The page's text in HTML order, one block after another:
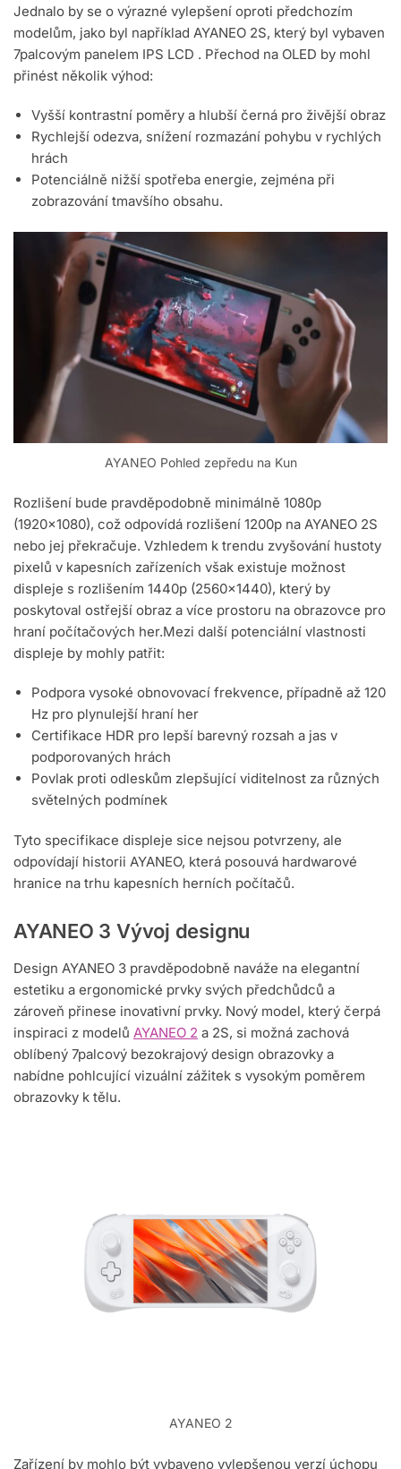
Jednalo by se o výrazné vylepšení oproti předchozím
modelům, jako byl například AYANEO 2S, který byl vybaven
7palcovým panelem IPS LCD . Přechod na OLED by mohl
přinést několik výhod:
Vyšší kontrastní poměry a hlubší černá pro živější obraz
Rychlejší odezva, snížení rozmazání pohybu v rychlých
hrách
Potenciálně nižší spotřeba energie, zejména při
zobrazování tmavšího obsahu.
AYANEO Pohled zepředu na Kun
Rozlišení bude pravděpodobně minimálně 1080p
(1920×1080), což odpovídá rozlišení 1200p na AYANEO 2S
nebo jej překračuje. Vzhledem k trendu zvyšování hustoty
pixelů v kapesních zařízeních však existuje možnost
displeje s rozlišením 1440p (2560×1440), který by
poskytoval ostřejší obraz a více prostoru na obrazovce pro
hraní počítačových her.Mezi další potenciální vlastnosti
displeje by mohly patřit:
Podpora vysoké obnovovací frekvence, případně až 120
Hz pro plynulejší hraní her
Certifikace HDR pro lepší barevný rozsah a jas v
podporovaných hrách
Povlak proti odleskům zlepšující viditelnost za různých
světelných podmínek
Tyto specifikace displeje sice nejsou potvrzeny, ale
odpovídají historii AYANEO, která posouvá hardwarové
hranice na trhu kapesních herních počítačů.
AYANEO 3 Vývoj designu
Design AYANEO 3 pravděpodobně naváže na elegantní
estetiku a ergonomické prvky svých předchůdců a
zároveň přinese inovativní prvky. Nový model, který čerpá
inspiraci z modelů AYANEO 2 a 2S, si možná zachová
oblíbený 7palcový bezokrajový design obrazovky a
nabídne pohlcující vizuální zážitek s vysokým poměrem
obrazovky k tělu.
AYANEO 2
Zařízení by mohlo být vybaveno vylepšenou verzí úchopu